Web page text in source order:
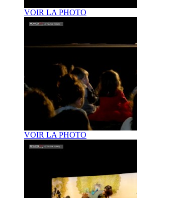
VOIR LA PHOTO
VOIR LA PHOTO